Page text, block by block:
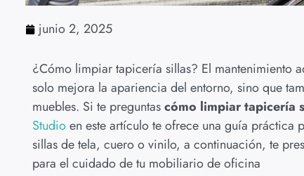
junio 2, 2025
¿Cómo limpiar tapicería sillas? El mantenimiento
solo mejora la apariencia del entorno, sino que
muebles. Si te preguntascómo limpiar tapicería
Studioen este artículo te ofrece una guía práctica
sillas de tela, cuero o vinilo, a continuación, te
para el cuidado de tu mobiliario de oficina